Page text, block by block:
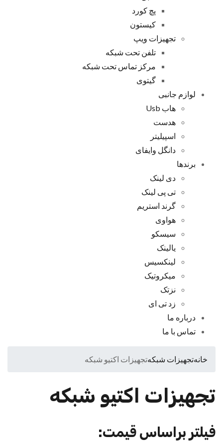
پچ کورد
کیستون
تجهیزات ویپ
تلفن تحت شبکه
مرکز تماس تحت شبکه
گیتوی
لوازم جانبی
هاب Usb
هدست
اسپیلیتر
دانگل وایفای
برندها
دی لینک
تی پی لینک
گرند استریم
هواوی
سیسکو
یالینک
لینکسیس
میکروتیک
نزتک
زد تی ای
درباره ما
تماس با ما
خانهتجهیزات شبکهتجهیزات اکتیو شبکه
تجهیزات اکتیو شبکه
فیلتر براساس قیمت: